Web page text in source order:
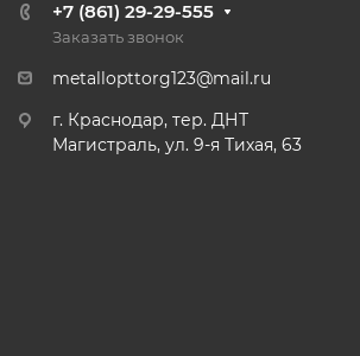
+7 (861) 29-29-555
Заказать звонок
metallopttorg123@mail.ru
г. Краснодар, тер. ДНТ
Магистраль, ул. 9-я Тихая, 63